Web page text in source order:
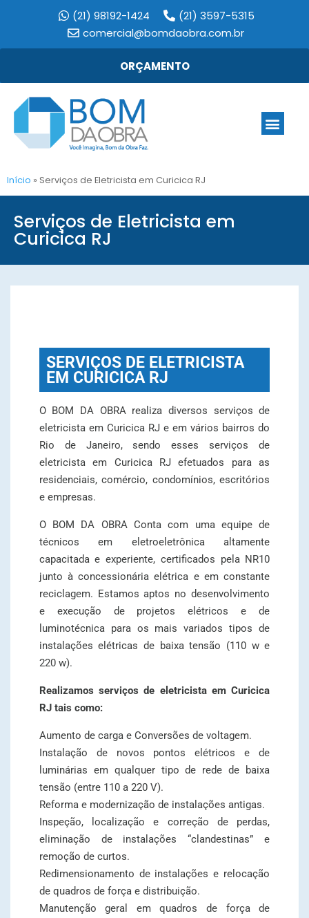
(21) 98192-1424
(21) 3597-5315
comercial@bomdaobra.com.br
ORÇAMENTO
Início » Serviços de Eletricista em Curicica RJ
Serviços de Eletricista em
Curicica RJ
SERVIÇOS DE ELETRICISTA
EM CURICICA RJ
O BOM DA OBRA realiza diversos serviços de
eletricista em Curicica RJ e em vários bairros do
Rio de Janeiro, sendo esses serviços de
eletricista em Curicica RJ efetuados para as
residenciais, comércio, condomínios, escritórios
e empresas.
O BOM DA OBRA Conta com uma equipe de
técnicos em eletroeletrônica altamente
capacitada e experiente, certificados pela NR10
junto à concessionária elétrica e em constante
reciclagem. Estamos aptos no desenvolvimento
e execução de projetos elétricos e de
luminotécnica para os mais variados tipos de
instalações elétricas de baixa tensão (110 w e
220 w).
Realizamos serviços de eletricista em Curicica
RJ tais como:
Aumento de carga e Conversões de voltagem.
Instalação de novos pontos elétricos e de
luminárias em qualquer tipo de rede de baixa
tensão (entre 110 a 220 V).
Reforma e modernização de instalações antigas.
Inspeção, localização e correção de perdas,
eliminação de instalações “clandestinas” e
remoção de curtos.
Redimensionamento de instalações e relocação
de quadros de força e distribuição.
Manutenção geral em quadros de força de